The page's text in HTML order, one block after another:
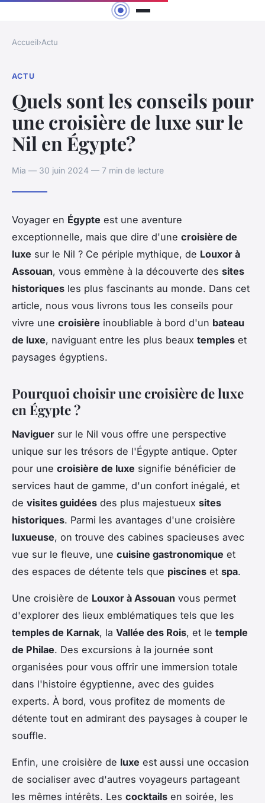
Accueil›Actu
ACTU
Quels sont les conseils pour
une croisière de luxe sur le
Nil en Égypte?
Mia — 30 juin 2024 — 7 min de lecture
Voyager en Égypte est une aventure
exceptionnelle, mais que dire d'une croisière de
luxe sur le Nil ? Ce périple mythique, de Louxor à
Assouan, vous emmène à la découverte des sites
historiques les plus fascinants au monde. Dans cet
article, nous vous livrons tous les conseils pour
vivre une croisière inoubliable à bord d'un bateau
de luxe, naviguant entre les plus beaux temples et
paysages égyptiens.
Pourquoi choisir une croisière de luxe
en Égypte ?
Naviguer sur le Nil vous offre une perspective
unique sur les trésors de l'Égypte antique. Opter
pour une croisière de luxe signifie bénéficier de
services haut de gamme, d'un confort inégalé, et
de visites guidées des plus majestueux sites
historiques. Parmi les avantages d'une croisière
luxueuse, on trouve des cabines spacieuses avec
vue sur le fleuve, une cuisine gastronomique et
des espaces de détente tels que piscines et spa.
Une croisière de Louxor à Assouan vous permet
d'explorer des lieux emblématiques tels que les
temples de Karnak, la Vallée des Rois, et le temple
de Philae. Des excursions à la journée sont
organisées pour vous offrir une immersion totale
dans l'histoire égyptienne, avec des guides
experts. À bord, vous profitez de moments de
détente tout en admirant des paysages à couper le
souffle.
Enfin, une croisière de luxe est aussi une occasion
de socialiser avec d'autres voyageurs partageant
les mêmes intérêts. Les cocktails en soirée, les